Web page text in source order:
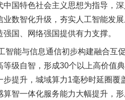
特色社会主义思想为指导，深
业数智化升级，夯实人工智能发
国、网络强国提供有力支撑。
能与信息通信初步构建融合互促
等级自智，形成30个以上高价值
步提升，城域算力1毫秒时延圈
智一体化服务能力大幅提升，